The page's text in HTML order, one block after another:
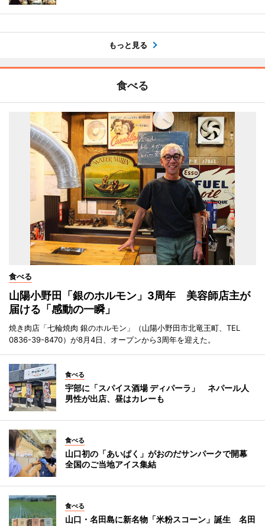
もっと見る
食べる
食べる
山陽小野田「銀のホルモン」3周年 美容師店主が
届ける「感動の一瞬」
焼き肉店「七輪焼肉 銀のホルモン」（山陽小野田市北竜王町、TEL
0836-39-8470）が8月4日、オープンから3周年を迎えた。
食べる
宇部に「スパイス酒場 ディパーラ」 ネパール人
男性が出店、昼はカレーも
食べる
山口初の「あいぱく」がおのだサンパークで開幕
全国のご当地アイス集結
食べる
山口・名田島に新名物「米粉スコーン」誕生 名田